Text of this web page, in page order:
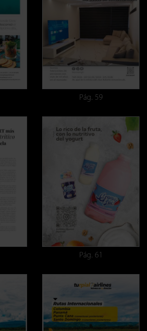
Pág. 59
Pág. 61